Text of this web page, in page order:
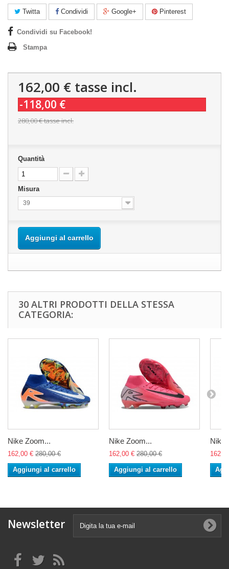
Twitta Condividi Google+ Pinterest
Condividi su Facebook!
Stampa
162,00 € tasse incl.
-118,00 €
280,00 €tasse incl.
Quantità
Misura
39
Aggiungi al carrello
30 ALTRI PRODOTTI DELLA STESSA
CATEGORIA:
Nike Zoom...
162,00 € 280,00 €
Aggiungi al carrello
Nike Zoom...
162,00 € 280,00 €
Aggiungi al carrello
Nike
Newsletter